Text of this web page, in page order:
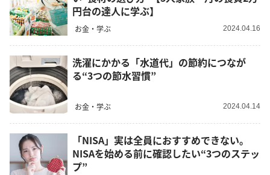
円台の達人に学ぶ】
お金・学ぶ 2024.04.16
洗濯にかかる「水道代」の節約につなが
る“3つの節水習慣”
お金・学ぶ 2024.04.14
「NISA」実は全員におすすめできない。
NISAを始める前に確認したい“3つのステッ
プ”